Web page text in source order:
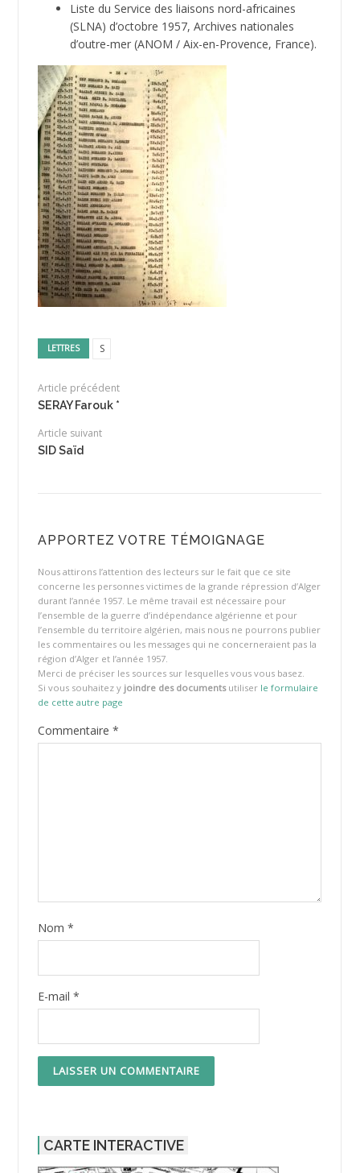
Liste du Service des liaisons nord-africaines
(SLNA) d’octobre 1957, Archives nationales
d’outre-mer (ANOM / Aix-en-Provence, France).
LETTRES S
Article précédent
SERAY Farouk *
Article suivant
SID Saïd
APPORTEZ VOTRE TÉMOIGNAGE
Nous attirons l’attention des lecteurs sur le fait que ce site
concerne les personnes victimes de la grande répression d’Alger
durant l’année 1957. Le même travail est nécessaire pour
l’ensemble de la guerre d’indépendance algérienne et pour
l’ensemble du territoire algérien, mais nous ne pourrons publier
les commentaires ou les messages qui ne concerneraient pas la
région d’Alger et l’année 1957.
Merci de préciser les sources sur lesquelles vous vous basez.
Si vous souhaitez y joindre des documentsutiliser le formulaire
de cette autre page
Commentaire *
Nom *
E-mail *
CARTE INTERACTIVE